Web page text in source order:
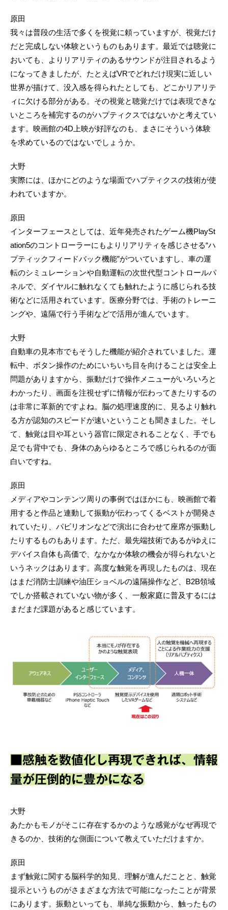
原田
我々は普段の生活で多くを視覚に頼っていますが、視覚だけ
だと完成しない体験というものもあります。最近では聴覚に
おいても、よりリアリティのあるサウンドが注目されるよう
になってきましたが、たとえばVRでどれだけ現実に近しい
世界が描けて、没入感を得られたとしても、どこかリアリテ
ィに欠ける部分がある。その視覚と聴覚だけでは表現できな
いところを補完するのがハプティクスではないかと考えてい
ます。映画館の4D上映が好評なのも、まさにそういう体験
を求めているのではないでしょうか。
大野
実際には、ほかにどのような場面でハプティクスの技術が使
われていますか。
原田
インターフェースとしては、近年発売されたゲーム機PlaySt
ation5のコントローラーにもよりリアリティを感じさせる“ハ
プティックフィードバック機能”がついていますし、車の運
転のシミュレーションや自動運転の次世代型コントロールパ
ネルで、ダイヤルに触れなくても触れたように感じられる技
術などに活用されています。医療分野では、手術のトレーニ
ングや、遠隔で行う手術などで活用が進んでいます。
大野
自動車の見本市でもそうした機能が紹介されていました。運
転中、ボタン操作のためにいちいち目を向けることは安全上
問題がありますから、振動だけで操作メニューがいろいろと
わかったり、画面を注視せずに情報が伝わってきたりするの
は非常に革新的ですよね。脳の処理速度的に、見るより触れ
る方が認知のスピードが速いということも聞きました。そし
て、触覚は目や耳という器官に限定されることなく、手でも
足でも背中でも、身体のあらゆるところで感じられるのが面
白いですね。
原田
メディアやコンテンツ周りの事例ではほかにも、映画館で着
用すると作品と連動して振動が伝わってくるベストが開発さ
れていたり、パビリオンなどで演出に合わせて座席が振動し
たりするものもあります。ただ、最先端技術であるがゆえに
デバイス自体も高価で、なかなか体験の機会が得られないと
いうネックはあります。高度な触覚を再現したものは、現在
はまだ消防士訓練や油圧ショベルの遠隔操作など、B2B領域
でしか搭載されていない物が多く、一般家庭に普及するには
まだまだ課題があると感じています。
■感触を数値化し再現できれば、情報
量が圧倒的に豊かになる
大野
あたかもモノがそこに存在するかのような感覚がなぜ再現で
きるのか、技術的な側面について教えていただけますか。
原田
まず触覚に関する脳科学的知見、理解が進んだことと、触覚
提示というものがさまざまな方法で可能になったことが背景
にあります。振動といっても、単純な振動から、触ったもの